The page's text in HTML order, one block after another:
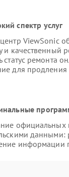
спектр услуг
ViewSonic
и качественный
статус ремонта
для
официальных
информации